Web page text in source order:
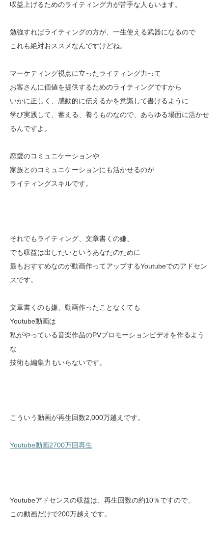
収益上げるためのライティング力が苦手な人もいます。
勉強すればライティングの方が、一生使える武器になるので
これも絶対おススメなんですけどね。
マーケティング視点に立ったライティング力って
お客さんに価値を提供するためのライティングですから
いかに正しく、感動的に伝えるかを意識して書けるように
学び実践して、蓄える、養うものなので、あらゆる場面に活かせ
るんですよ。
恋愛のコミュニケーションや
家族とのコミュニケーションにも活かせるのが
ライティングスキルです。
それでもライティング、文章書くの嫌、
でも収益は出したいというあなたのために
最もおすすめなのが動画作ってアップするYoutubeでのアドセン
スです。
文章書くのも嫌、動画作ったことなくても
Youtube動画は
私がやっている音楽作品のPVプロモーションビデオを作るよう
な
技術も編集力もいらないです。
こういう動画が再生回数2,000万越えです。
Youtube動画2700万回再生
Youtubeアドセンスの収益は、再生回数の約10％ですので、
この動画だけで200万越えです。